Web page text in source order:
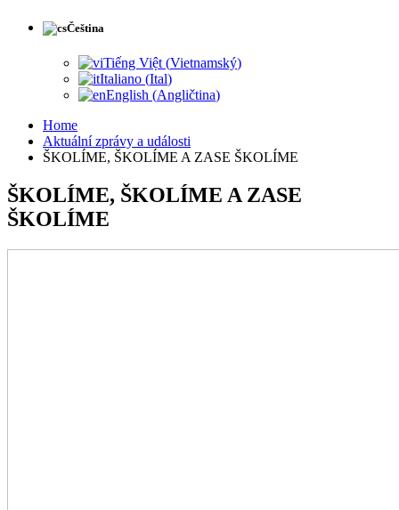
Čeština
Tiếng Việt (Vietnamský)
Italiano (Ital)
English (Angličtina)
Home
Aktuální zprávy a události
ŠKOLÍME, ŠKOLÍME A ZASE ŠKOLÍME
ŠKOLÍME, ŠKOLÍME A ZASE
ŠKOLÍME